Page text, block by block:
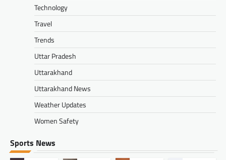
Technology
Travel
Trends
Uttar Pradesh
Uttarakhand
Uttarakhand News
Weather Updates
Women Safety
Sports News